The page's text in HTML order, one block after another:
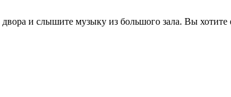
и слышите музыку из большого зала. Вы